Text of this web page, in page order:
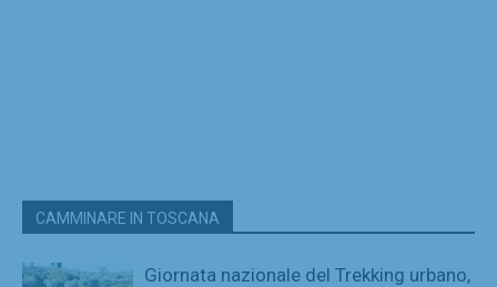
CAMMINARE IN TOSCANA
Giornata nazionale del Trekking urbano,